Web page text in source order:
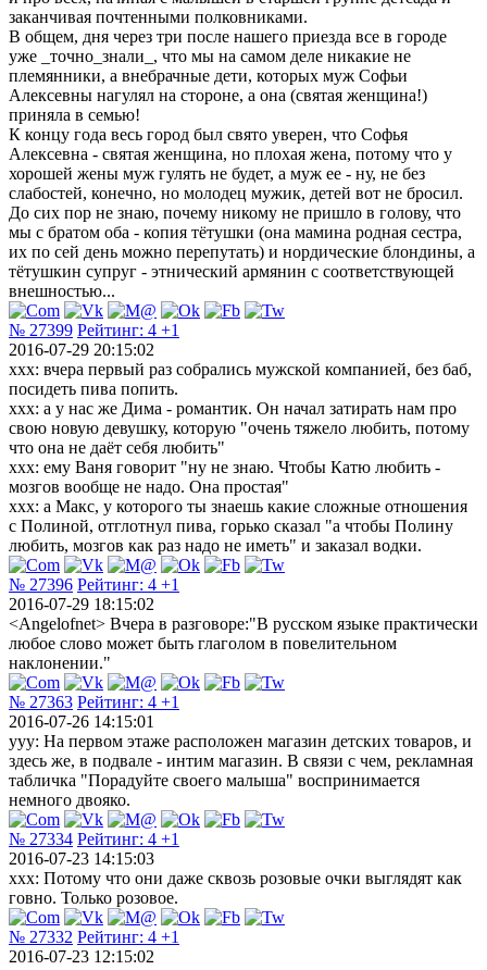
заканчивая почтенными полковниками.
В общем, дня через три после нашего приезда все в городе
уже _точно_знали_, что мы на самом деле никакие не
племянники, а внебрачные дети, которых муж Софьи
Алексевны нагулял на стороне, а она (святая женщина!)
приняла в семью!
К концу года весь город был свято уверен, что Софья
Алексевна - святая женщина, но плохая жена, потому что у
хорошей жены муж гулять не будет, а муж ее - ну, не без
слабостей, конечно, но молодец мужик, детей вот не бросил.
До сих пор не знаю, почему никому не пришло в голову, что
мы с братом оба - копия тётушки (она мамина родная сестра,
их по сей день можно перепутать) и нордические блондины, а
тётушкин супруг - этнический армянин с соответствующей
внешностью...
№ 27399 Рейтинг: 4 +1
2016-07-29 20:15:02
ххх: вчера первый раз собрались мужской компанией, без баб,
посидеть пива попить.
ххх: а у нас же Дима - романтик. Он начал затирать нам про
свою новую девушку, которую "очень тяжело любить, потому
что она не даёт себя любить"
ххх: ему Ваня говорит "ну не знаю. Чтобы Катю любить -
мозгов вообще не надо. Она простая"
ххх: а Макс, у которого ты знаешь какие сложные отношения
с Полиной, отглотнул пива, горько сказал "а чтобы Полину
любить, мозгов как раз надо не иметь" и заказал водки.
№ 27396 Рейтинг: 4 +1
2016-07-29 18:15:02
<Angelofnet> Вчера в разговоре:"В русском языке практически
любое слово может быть глаголом в повелительном
наклонении."
№ 27363 Рейтинг: 4 +1
2016-07-26 14:15:01
yyу: На первом этаже расположен магазин детских товаров, и
здесь же, в подвале - интим магазин. В связи с чем, рекламная
табличка "Порадуйте своего малыша" воспринимается
немного двояко.
№ 27334 Рейтинг: 4 +1
2016-07-23 14:15:03
xxx: Потому что они даже сквозь розовые очки выглядят как
говно. Только розовое.
№ 27332 Рейтинг: 4 +1
2016-07-23 12:15:02